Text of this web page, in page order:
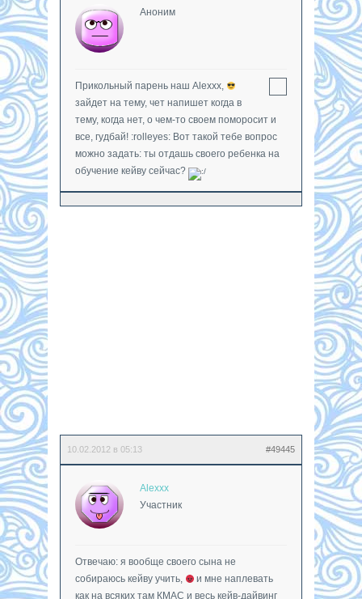
Аноним
Прикольный парень наш Alexxx,
зайдет на тему, чет напишет когда в
тему, когда нет, о чем-то своем поморосит и
все, гудбай! :rolleyes: Вот такой тебе вопрос
можно задать: ты отдашь своего ребенка на
обучение кейву сейчас?
10.02.2012 в 05:13 #49445
Alexxx
Участник
Отвечаю: я вообще своего сына не
собираюсь кейву учить,
и мне наплевать
как на всяких там КМАС и весь кейв-дайвинг